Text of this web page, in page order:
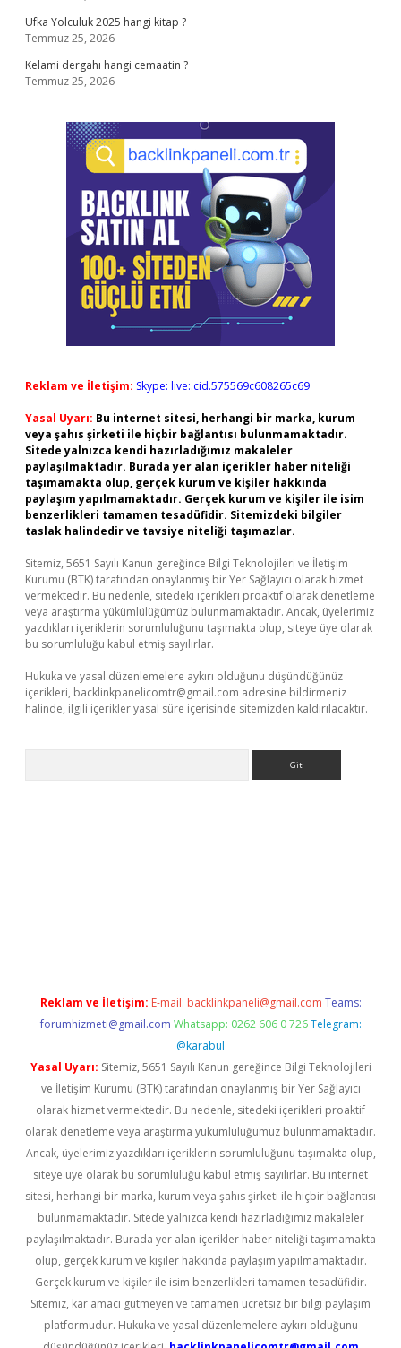
Ufka Yolculuk 2025 hangi kitap ?
Temmuz 25, 2026
Kelami dergahı hangi cemaatin ?
Temmuz 25, 2026
Reklam ve İletişim: Skype: live:.cid.575569c608265c69
Yasal Uyarı: Bu internet sitesi, herhangi bir marka, kurum
veya şahıs şirketi ile hiçbir bağlantısı bulunmamaktadır.
Sitede yalnızca kendi hazırladığımız makaleler
paylaşılmaktadır. Burada yer alan içerikler haber niteliği
taşımamakta olup, gerçek kurum ve kişiler hakkında
paylaşım yapılmamaktadır. Gerçek kurum ve kişiler ile isim
benzerlikleri tamamen tesadüfidir. Sitemizdeki bilgiler
taslak halindedir ve tavsiye niteliği taşımazlar.
Sitemiz, 5651 Sayılı Kanun gereğince Bilgi Teknolojileri ve İletişim
Kurumu (BTK) tarafından onaylanmış bir Yer Sağlayıcı olarak hizmet
vermektedir. Bu nedenle, sitedeki içerikleri proaktif olarak denetleme
veya araştırma yükümlülüğümüz bulunmamaktadır. Ancak, üyelerimiz
yazdıkları içeriklerin sorumluluğunu taşımakta olup, siteye üye olarak
bu sorumluluğu kabul etmiş sayılırlar.
Hukuka ve yasal düzenlemelere aykırı olduğunu düşündüğünüz
içerikleri, backlinkpanelicomtr@gmail.com adresine bildirmeniz
halinde, ilgili içerikler yasal süre içerisinde sitemizden kaldırılacaktır.
Reklam ve İletişim: E-mail: backlinkpaneli@gmail.com Teams:
forumhizmeti@gmail.com Whatsapp: 0262 606 0 726 Telegram:
@karabul
Yasal Uyarı: Sitemiz, 5651 Sayılı Kanun gereğince Bilgi Teknolojileri
ve İletişim Kurumu (BTK) tarafından onaylanmış bir Yer Sağlayıcı
olarak hizmet vermektedir. Bu nedenle, sitedeki içerikleri proaktif
olarak denetleme veya araştırma yükümlülüğümüz bulunmamaktadır.
Ancak, üyelerimiz yazdıkları içeriklerin sorumluluğunu taşımakta olup,
siteye üye olarak bu sorumluluğu kabul etmiş sayılırlar. Bu internet
sitesi, herhangi bir marka, kurum veya şahıs şirketi ile hiçbir bağlantısı
bulunmamaktadır. Sitede yalnızca kendi hazırladığımız makaleler
paylaşılmaktadır. Burada yer alan içerikler haber niteliği taşımamakta
olup, gerçek kurum ve kişiler hakkında paylaşım yapılmamaktadır.
Gerçek kurum ve kişiler ile isim benzerlikleri tamamen tesadüfidir.
Sitemiz, kar amacı gütmeyen ve tamamen ücretsiz bir bilgi paylaşım
platformudur. Hukuka ve yasal düzenlemelere aykırı olduğunu